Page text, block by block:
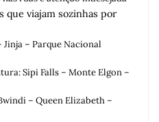
que viajam sozinhas por
Jinja – Parque Nacional
Sipi Falls – Monte Elgon –
– Queen Elizabeth –